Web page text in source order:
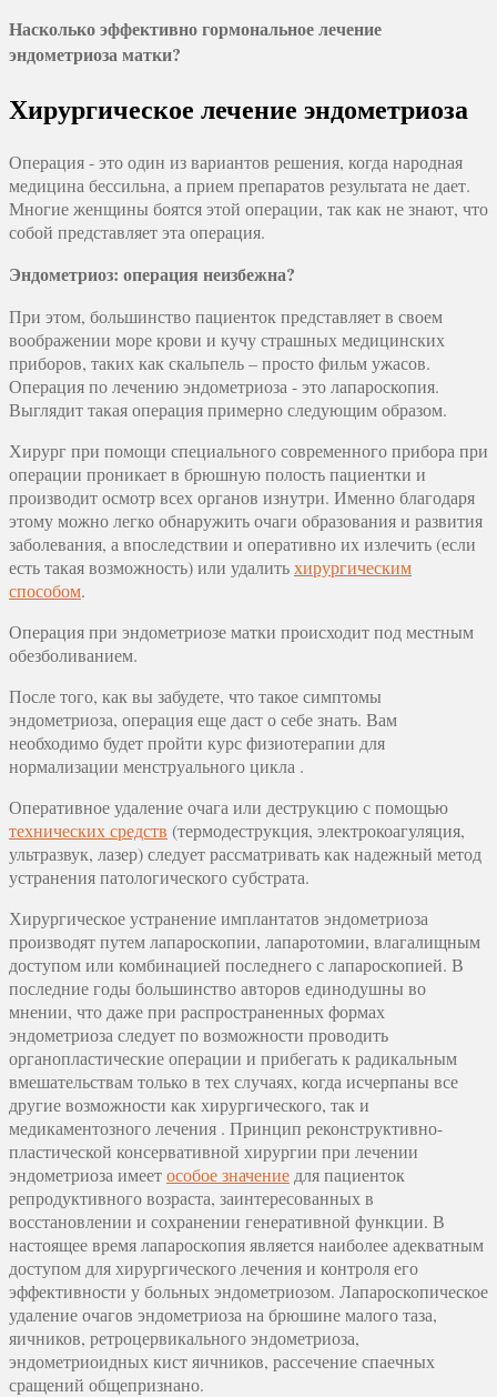
Насколько эффективно гормональное лечение
эндометриоза матки?
Хирургическое лечение эндометриоза
Операция - это один из вариантов решения, когда народная
медицина бессильна, а прием препаратов результата не дает.
Многие женщины боятся этой операции, так как не знают, что
собой представляет эта операция.
Эндометриоз: операция неизбежна?
При этом, большинство пациенток представляет в своем
воображении море крови и кучу страшных медицинских
приборов, таких как скальпель – просто фильм ужасов.
Операция по лечению эндометриоза - это лапароскопия.
Выглядит такая операция примерно следующим образом.
Хирург при помощи специального современного прибора при
операции проникает в брюшную полость пациентки и
производит осмотр всех органов изнутри. Именно благодаря
этому можно легко обнаружить очаги образования и развития
заболевания, а впоследствии и оперативно их излечить (если
есть такая возможность) или удалитьхирургическим
способом.
Операция при эндометриозе матки происходит под местным
обезболиванием.
После того, как вы забудете, что такое симптомы
эндометриоза, операция еще даст о себе знать. Вам
необходимо будет пройти курс физиотерапии для
нормализации менструального цикла .
Оперативное удаление очага или деструкцию с помощью
технических средств (термодеструкция, электрокоагуляция,
ультразвук, лазер) следует рассматривать как надежный метод
устранения патологического субстрата.
Хирургическое устранение имплантатов эндометриоза
производят путем лапароскопии, лапаротомии, влагалищным
доступом или комбинацией последнего с лапароскопией. В
последние годы большинство авторов единодушны во
мнении, что даже при распространенных формах
эндометриоза следует по возможности проводить
органопластические операции и прибегать к радикальным
вмешательствам только в тех случаях, когда исчерпаны все
другие возможности как хирургического, так и
медикаментозного лечения . Принцип реконструктивно-
пластической консервативной хирургии при лечении
эндометриоза имеетособое значение для пациенток
репродуктивного возраста, заинтересованных в
восстановлении и сохранении генеративной функции. В
настоящее время лапароскопия является наиболее адекватным
доступом для хирургического лечения и контроля его
эффективности у больных эндометриозом. Лапароскопическое
удаление очагов эндометриоза на брюшине малого таза,
яичников, ретроцервикального эндометриоза,
эндометриоидных кист яичников, рассечение спаечных
сращений общепризнано.